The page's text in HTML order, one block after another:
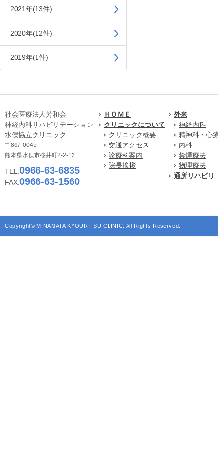
2021年(13件)
2020年(12件)
2019年(1件)
社会医療法人芳和会
神経内科リハビリテーション
水俣協立クリニック
〒867-0045
熊本県水俣市桜井町2-2-12
TEL. 0966-63-6835
FAX. 0966-63-1560
ＨＯＭＥ
クリニックについて
クリニック概要
交通アクセス
診療科案内
院長挨拶
外来
神経内科
精神科・心
内科
禁煙療法
物理療法
通所リハビリ
Copyright© MINAMATA KYOURITSU CLINIC. All Rights Reserved.